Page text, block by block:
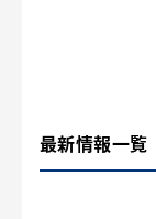
最新情報一覧